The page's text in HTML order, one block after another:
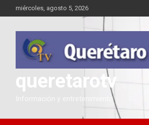
al
miércoles, agosto 5, 2026
queretarotv
Información y entretenimiento